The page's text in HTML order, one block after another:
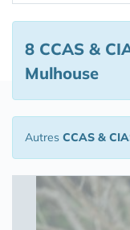
8 CCAS &
Mulhouse
Autres CCAS &